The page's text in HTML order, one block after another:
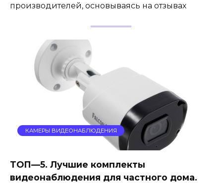
производителей, основываясь на отзывах
КАМЕРЫ ВИДЕОНАБЛЮДЕНИЯ
ТОП—5. Лучшие комплекты
видеонаблюдения для частного дома.